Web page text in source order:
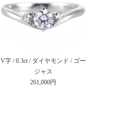
V字 / 0.3ct / ダイヤモンド / ゴー
ジャス
261,000円